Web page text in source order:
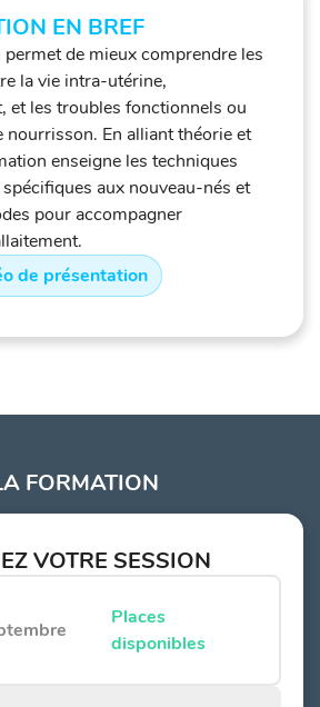
EN BREF
de mieux comprendre les
la vie intra-utérine,
et les troubles fonctionnels ou
nourrisson. En alliant théorie et
enseigne les techniques
aux nouveau-nés et
pour accompagner
de présentation
FORMATION
VOTRE SESSION
Places
disponibles